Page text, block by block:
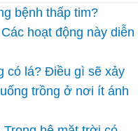
bệnh thấp tim?
hoạt động này diễn
có lá? Điều gì sẽ xảy
trồng ở nơi ít ánh